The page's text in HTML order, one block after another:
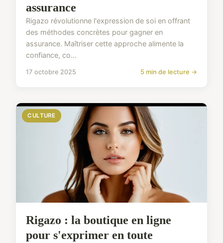
assurance
Rigazo révolutionne l'expression de soi en offrant
des méthodes concrètes pour gagner en
assurance. Maîtriser cette approche alimente la
confiance, co...
17 octobre 2025 5 min de lecture →
CULTURE
Rigazo : la boutique en ligne
pour s'exprimer en toute